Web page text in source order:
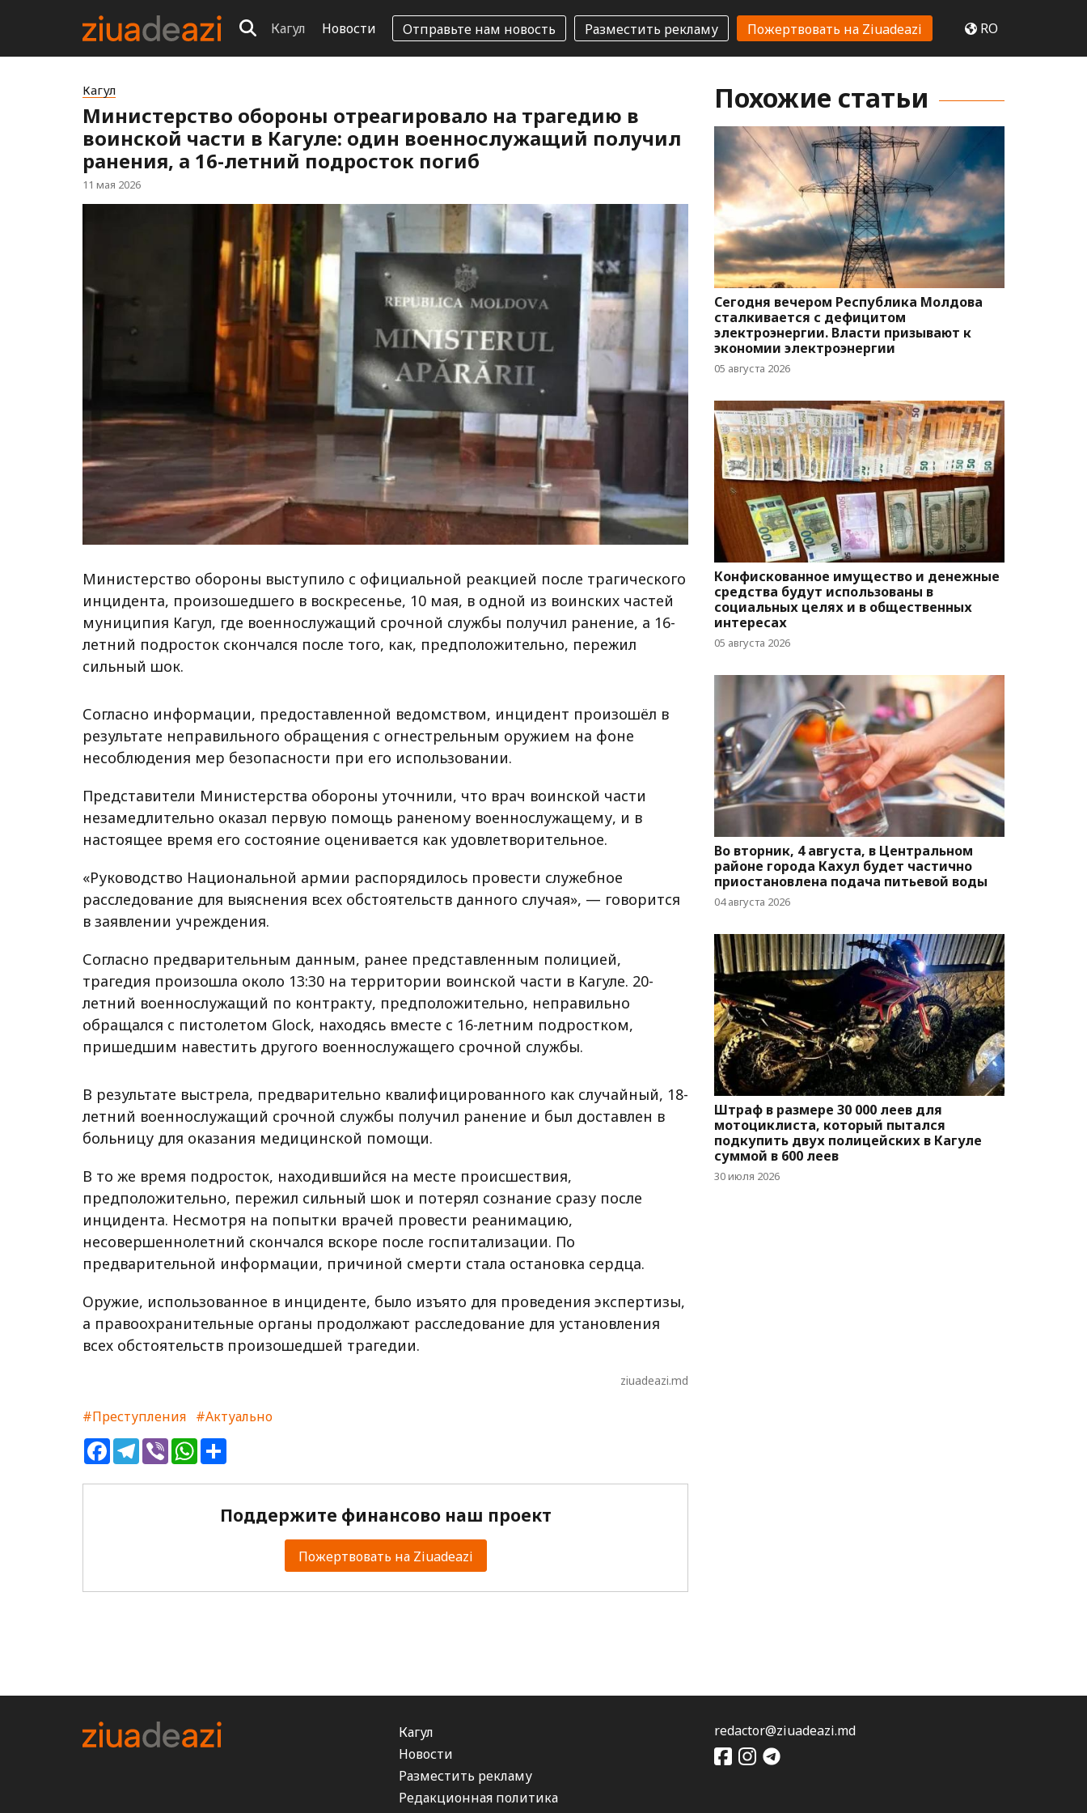
Кагул Новости Отправьте нам новость Разместить рекламу Пожертвовать на Ziuadeazi RO
Кагул
Министерство обороны отреагировало на трагедию в
воинской части в Кагуле: один военнослужащий получил
ранения, а 16-летний подросток погиб
11 мая 2026
Министерство обороны выступило с официальной реакцией после трагического
инцидента, произошедшего в воскресенье, 10 мая, в одной из воинских частей
муниципия Кагул, где военнослужащий срочной службы получил ранение, а 16-
летний подросток скончался после того, как, предположительно, пережил
сильный шок.
Согласно информации, предоставленной ведомством, инцидент произошёл в
результате неправильного обращения с огнестрельным оружием на фоне
несоблюдения мер безопасности при его использовании.
Представители Министерства обороны уточнили, что врач воинской части
незамедлительно оказал первую помощь раненому военнослужащему, и в
настоящее время его состояние оценивается как удовлетворительное.
«Руководство Национальной армии распорядилось провести служебное
расследование для выяснения всех обстоятельств данного случая», — говорится
в заявлении учреждения.
Согласно предварительным данным, ранее представленным полицией,
трагедия произошла около 13:30 на территории воинской части в Кагуле. 20-
летний военнослужащий по контракту, предположительно, неправильно
обращался с пистолетом Glock, находясь вместе с 16-летним подростком,
пришедшим навестить другого военнослужащего срочной службы.
В результате выстрела, предварительно квалифицированного как случайный, 18-
летний военнослужащий срочной службы получил ранение и был доставлен в
больницу для оказания медицинской помощи.
В то же время подросток, находившийся на месте происшествия,
предположительно, пережил сильный шок и потерял сознание сразу после
инцидента. Несмотря на попытки врачей провести реанимацию,
несовершеннолетний скончался вскоре после госпитализации. По
предварительной информации, причиной смерти стала остановка сердца.
Оружие, использованное в инциденте, было изъято для проведения экспертизы,
а правоохранительные органы продолжают расследование для установления
всех обстоятельств произошедшей трагедии.
ziuadeazi.md
#Преступления #Актуально
FacebookTelegram
ViberWhatsApp
Поддержите финансово наш проект
Пожертвовать на Ziuadeazi
Похожие статьи
Сегодня вечером Республика Молдова
сталкивается с дефицитом
электроэнергии. Власти призывают к
экономии электроэнергии
05 августа 2026
Конфискованное имущество и денежные
средства будут использованы в
социальных целях и в общественных
интересах
05 августа 2026
Во вторник, 4 августа, в Центральном
районе города Кахул будет частично
приостановлена подача питьевой воды
04 августа 2026
Штраф в размере 30 000 леев для
мотоциклиста, который пытался
подкупить двух полицейских в Кагуле
суммой в 600 леев
30 июля 2026
Кагул
Новости
Разместить рекламу
Редакционная политика
redactor@ziuadeazi.md